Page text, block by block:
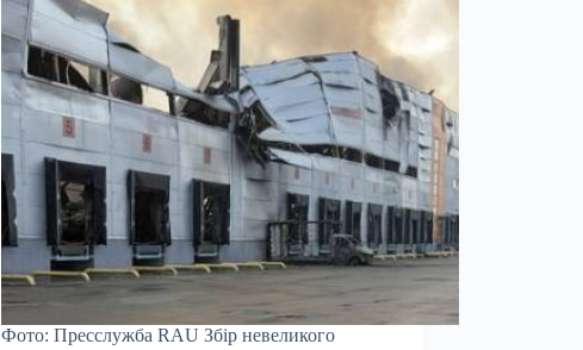
Фото: Пресслужба RAU Збір невеликого